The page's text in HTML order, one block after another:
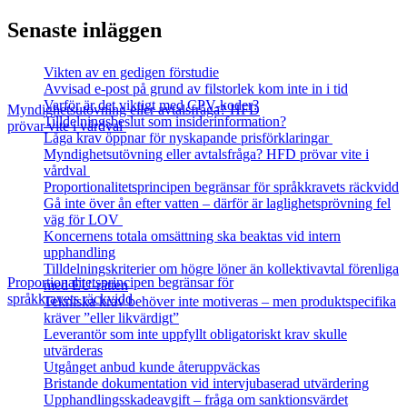
Myndighetsutövning eller avtalsfråga? HFD
prövar vite i vårdval
Proportionalitetsprincipen begränsar för
språkkravets räckvidd
Senaste inläggen
Vikten av en gedigen förstudie
Avvisad e-post på grund av filstorlek kom inte in i tid
Varför är det viktigt med CPV-koder?
Tilldelningsbeslut som insiderinformation?
Låga krav öppnar för nyskapande prisförklaringar
Myndighetsutövning eller avtalsfråga? HFD prövar vite i
vårdval
Proportionalitetsprincipen begränsar för språkkravets räckvidd
Gå inte över ån efter vatten – därför är laglighetsprövning fel
väg för LOV
Koncernens totala omsättning ska beaktas vid intern
upphandling
Tilldelningskriterier om högre löner än kollektivavtal förenliga
med EU‑rätten
Tekniska krav behöver inte motiveras – men produktspecifika
kräver ”eller likvärdigt”
Leverantör som inte uppfyllt obligatoriskt krav skulle
utvärderas
Utgånget anbud kunde återuppväckas
Bristande dokumentation vid intervjubaserad utvärdering
Upphandlingsskadeavgift – fråga om sanktionsvärdet